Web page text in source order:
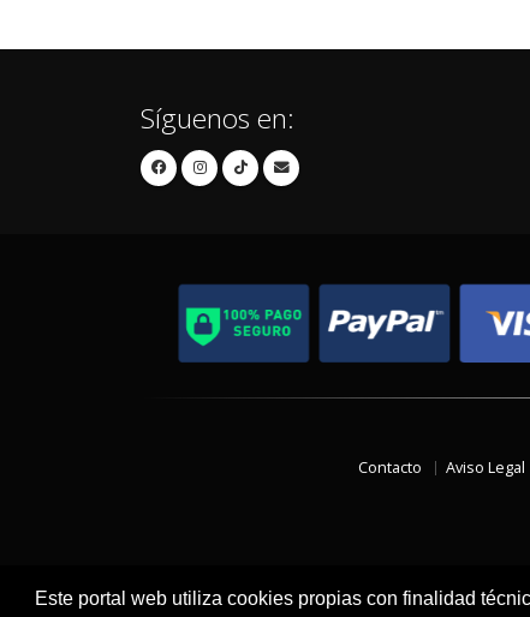
Este portal web utiliza cookies propias con finalidad
Síguenos en:
Contacto Aviso Legal